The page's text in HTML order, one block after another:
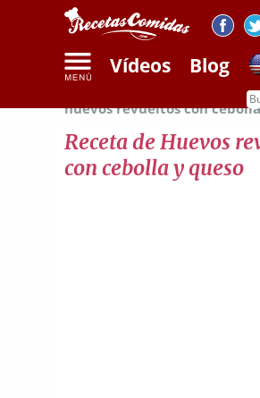
Vídeos Blog
huevos revueltos con
Receta de Huevos
con cebolla y queso